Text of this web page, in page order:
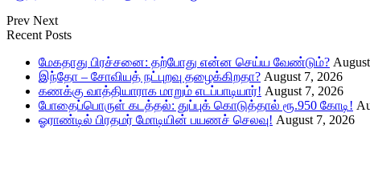
Prev Next
Recent Posts
மேகதாது பிரச்சனை: தற்போது என்ன செய்ய வேண்டும்?
இந்தோ – சோவியத் நட்புறவு தழைக்கிறதா? August 7, 2026
கணக்கு வாத்தியாராக மாறும் எடப்பாடியார்! August 7, 2026
போதைப்பொருள் கடத்தல்: துப்புக் கொடுத்தால் ரூ.950 கோடி!
ஓராண்டில் பிரதமர் மோடியின் பயணச் செலவு! August 7, 2026